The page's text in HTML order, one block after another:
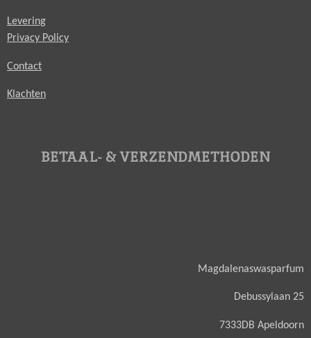
Levering
Privacy Policy
Contact
Klachten
BETAAL- & VERZENDMETHODEN
Magdalenaswasparfum
Debussylaan 25
7333DB Apeldoorn